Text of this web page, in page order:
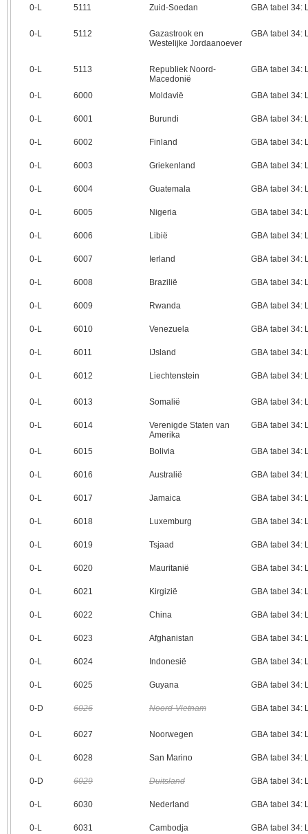
0‑L 5111 Zuid-Soedan GBA tabel 34:
0‑L 5112
Gazastrook en
Westelijke Jordaanoever
GBA tabel 34:
0‑L 5113
Republiek Noord-
Macedonië
GBA tabel 34:
0‑L 6000 Moldavië GBA tabel 34:
0‑L 6001 Burundi GBA tabel 34:
0‑L 6002 Finland GBA tabel 34:
0‑L 6003 Griekenland GBA tabel 34:
0‑L 6004 Guatemala GBA tabel 34:
0‑L 6005 Nigeria GBA tabel 34:
0‑L 6006 Libië GBA tabel 34:
0‑L 6007 Ierland GBA tabel 34:
0‑L 6008 Brazilië GBA tabel 34:
0‑L 6009 Rwanda GBA tabel 34:
0‑L 6010 Venezuela GBA tabel 34:
0‑L 6011 IJsland GBA tabel 34:
0‑L 6012 Liechtenstein GBA tabel 34:
0‑L 6013 Somalië GBA tabel 34:
0‑L 6014
Verenigde Staten van
Amerika
GBA tabel 34:
0‑L 6015 Bolivia GBA tabel 34:
0‑L 6016 Australië GBA tabel 34:
0‑L 6017 Jamaica GBA tabel 34:
0‑L 6018 Luxemburg GBA tabel 34:
0‑L 6019 Tsjaad GBA tabel 34:
0‑L 6020 Mauritanië GBA tabel 34:
0‑L 6021 Kirgizië GBA tabel 34:
0‑L 6022 China GBA tabel 34:
0‑L 6023 Afghanistan GBA tabel 34:
0‑L 6024 Indonesië GBA tabel 34:
0‑L 6025 Guyana GBA tabel 34:
0‑D 6026 Noord-Vietnam GBA tabel 34:
0‑L 6027 Noorwegen GBA tabel 34:
0‑L 6028 San Marino GBA tabel 34:
0‑D 6029 Duitsland GBA tabel 34:
0‑L 6030 Nederland GBA tabel 34:
0‑L 6031 Cambodja GBA tabel 34: